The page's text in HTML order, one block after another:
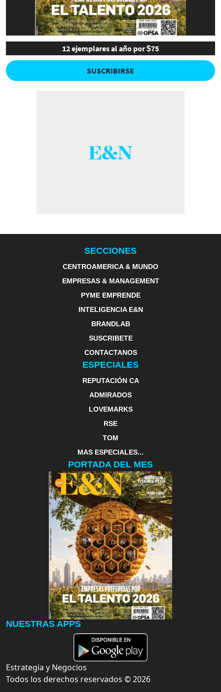
12 ejemplares al año por $75
SUSCRIBIRSE
SECCIONES
CENTROAMERICA & MUNDO
EMPRESAS & MANAGEMENT
PYME EMPRENDE
INTELIGENCIA E&N
BRANDLAB
SUSCRIBETE
CONTACTANOS
ESPECIALES
REPUTACIÓN CA
ADMIRADOS
LOVEMARKS
RSE
TOM
MAS ESPECIALES...
PORTADA DEL MES
NUESTRAS APPS
Estrategia y Negocios
Todos los derechos reservados ©2026